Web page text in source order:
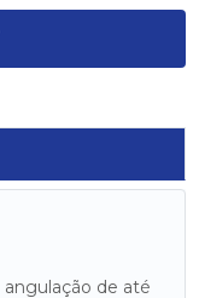
angulação de até